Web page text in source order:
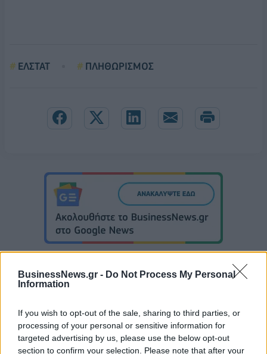
BusinessNews.gr - Do Not Process My Personal
Information
If you wish to opt-out of the sale, sharing to third parties, or
processing of your personal or sensitive information for
targeted advertising by us, please use the below opt-out
section to confirm your selection. Please note that after your
ΕΛΣΤΑΤ ΠΛΗΘΩΡΙΣΜΟΣ
Ευρωπαϊκό Παίδων: Λύγισε στην παράταση η Ελλάδα, 96-86 από την
Ισπανία